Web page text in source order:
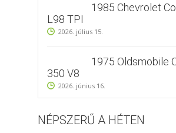
1985 Chevrolet
L98 TPI
2026. július 15.
1975 Oldsmobile
350 V8
2026. június 16.
NÉPSZERŰ A HÉTEN